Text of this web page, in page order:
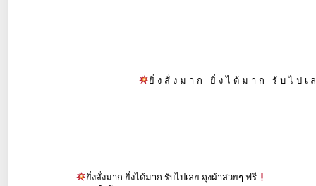
ยิ่งสั่งมาก ยิ่งได้มาก รับไป
ยิ่งสั่งมาก ยิ่งได้มาก รับไปเลย ถุงผ้าสวยๆ ฟรี